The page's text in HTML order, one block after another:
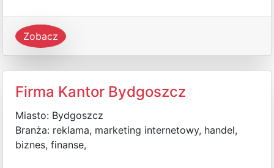
Zobacz
Firma Kantor Bydgoszcz
Miasto: Bydgoszcz
Branża: reklama, marketing internetowy, handel,
biznes, finanse,